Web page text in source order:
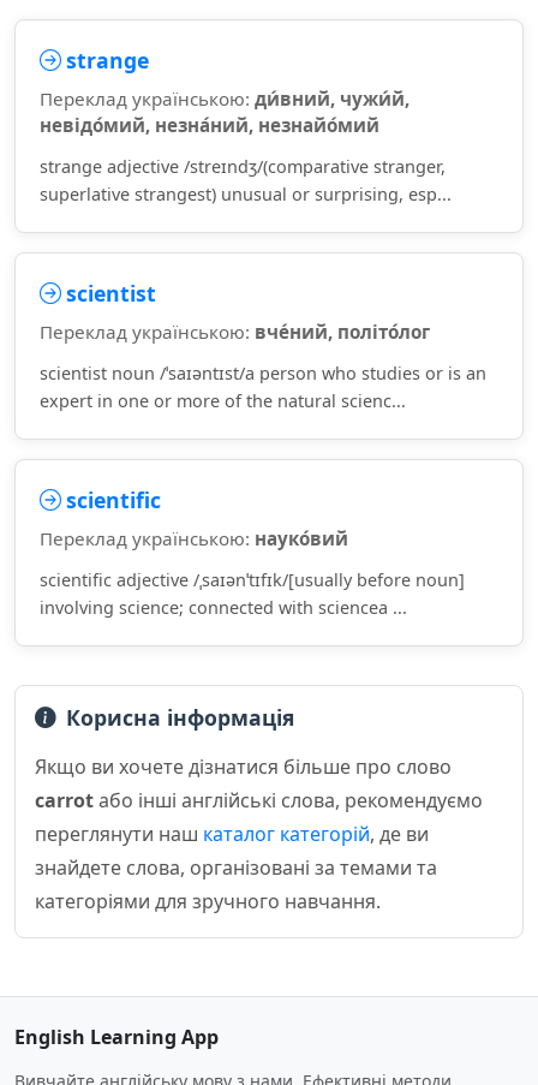
strange
Переклад українською: ди́вний, чужи́й,
невідо́мий, незна́ний, незнайо́мий
strange adjective /streɪndʒ/(comparative stranger,
superlative strangest) unusual or surprising, esp...
scientist
Переклад українською: вче́ний, політо́лог
scientist noun /ˈsaɪəntɪst/a person who studies or is an
expert in one or more of the natural scienc...
scientific
Переклад українською: науко́вий
scientific adjective /ˌsaɪənˈtɪfɪk/[usually before noun]
involving science; connected with sciencea ...
Корисна інформація
Якщо ви хочете дізнатися більше про слово
carrotабо інші англійські слова, рекомендуємо
переглянути наш каталог категорій, де ви
знайдете слова, організовані за темами та
категоріями для зручного навчання.
English Learning App